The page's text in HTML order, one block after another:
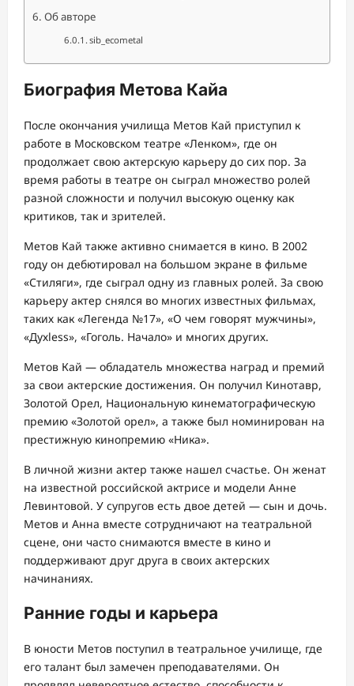
Об авторе
sib_ecometal
Биография Метова Кайа
После окончания училища Метов Кай приступил к
работе в Московском театре «Ленком», где он
продолжает свою актерскую карьеру до сих пор. За
время работы в театре он сыграл множество ролей
разной сложности и получил высокую оценку как
критиков, так и зрителей.
Метов Кай также активно снимается в кино. В 2002
году он дебютировал на большом экране в фильме
«Стиляги», где сыграл одну из главных ролей. За свою
карьеру актер снялся во многих известных фильмах,
таких как «Легенда №17», «О чем говорят мужчины»,
«Духless», «Гоголь. Начало» и многих других.
Метов Кай — обладатель множества наград и премий
за свои актерские достижения. Он получил Кинотавр,
Золотой Орел, Национальную кинематографическую
премию «Золотой орел», а также был номинирован на
престижную кинопремию «Ника».
В личной жизни актер также нашел счастье. Он женат
на известной российской актрисе и модели Анне
Левинтовой. У супругов есть двое детей — сын и дочь.
Метов и Анна вместе сотрудничают на театральной
сцене, они часто снимаются вместе в кино и
поддерживают друг друга в своих актерских
начинаниях.
Ранние годы и карьера
В юности Метов поступил в театральное училище, где
его талант был замечен преподавателями. Он